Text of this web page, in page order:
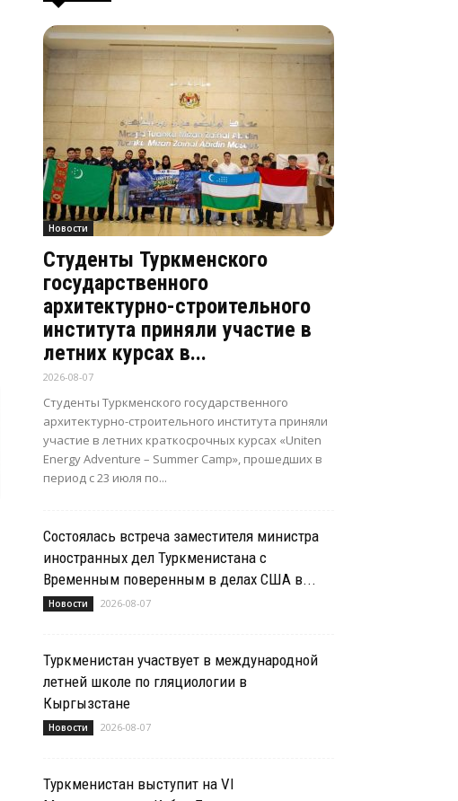
Новости
Студенты Туркменского
государственного
архитектурно-строительного
института приняли участие в
летних курсах в...
2026-08-07
Студенты Туркменского государственного
архитектурно-строительного института приняли
участие в летних краткосрочных курсах «Uniten
Energy Adventure – Summer Camp», прошедших в
период с 23 июля по...
Состоялась встреча заместителя министра
иностранных дел Туркменистана с
Временным поверенным в делах США в...
Новости 2026-08-07
Туркменистан участвует в международной
летней школе по гляциологии в
Кыргызстане
Новости 2026-08-07
Туркменистан выступит на VI